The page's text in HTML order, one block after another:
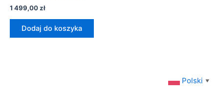
1 499,00zł
Dodaj do koszyka
Polski ▼